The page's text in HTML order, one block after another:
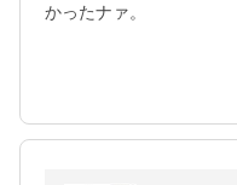
かったナァ。